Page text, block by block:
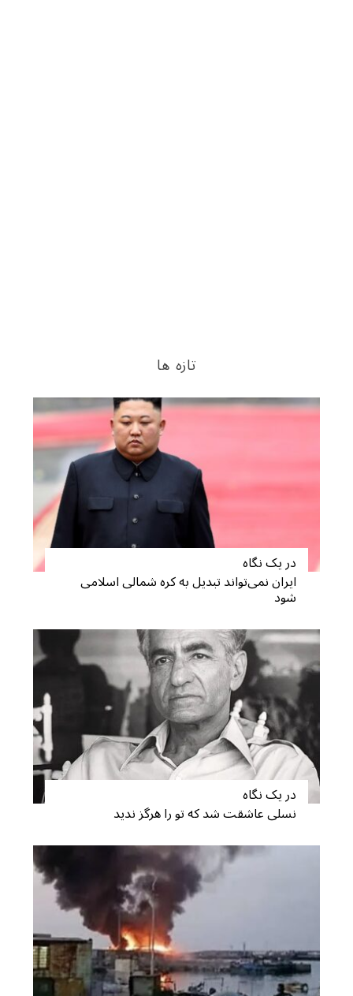
تازه ها
در یک نگاه
ایران نمی‌تواند تبدیل به کره شمالی اسلامی
شود
در یک نگاه
نسلی عاشقت شد که تو را هرگز ندید
S
e
a
c